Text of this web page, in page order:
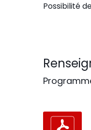
Possibilité